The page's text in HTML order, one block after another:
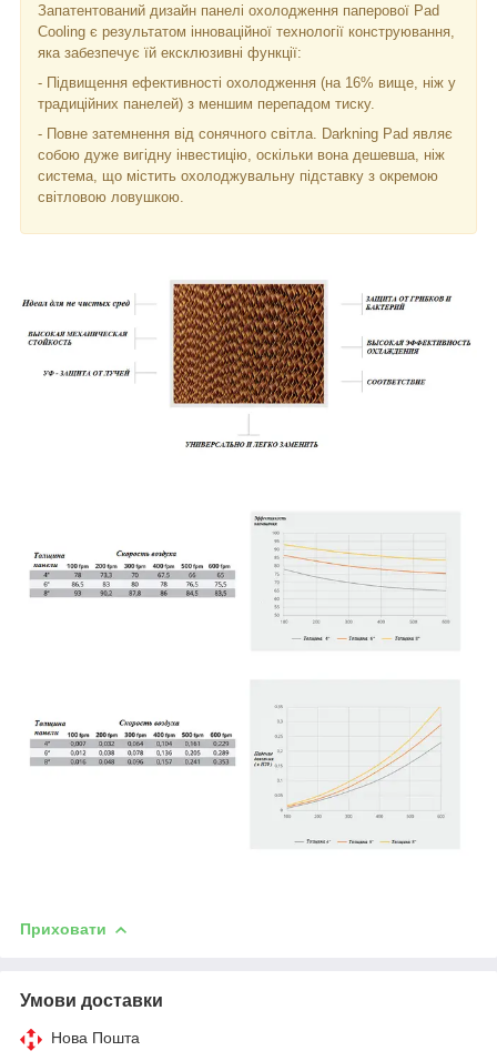
Запатентований дизайн панелі охолодження паперової Pad
Cooling є результатом інноваційної технології конструювання,
яка забезпечує їй ексклюзивні функції:
- Підвищення ефективності охолодження (на 16% вище, ніж у
традиційних панелей) з меншим перепадом тиску.
- Повне затемнення від сонячного світла. Darkning Pad являє
собою дуже вигідну інвестицію, оскільки вона дешевша, ніж
система, що містить охолоджувальну підставку з окремою
світловою ловушкою.
Приховати
Умови доставки
Нова Пошта